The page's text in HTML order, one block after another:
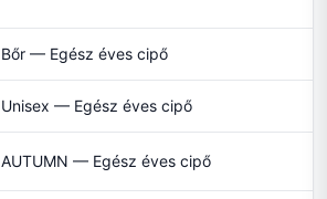
Bőr — Egész éves cipő
Unisex — Egész éves cipő
AUTUMN — Egész éves cipő